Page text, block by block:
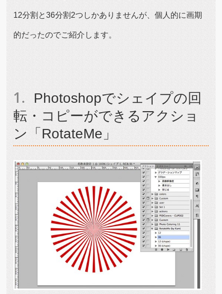
12分割と36分割2つしかありませんが、個人的に画期
的だったのでご紹介します。
Photoshopでシェイプの回
転・コピーができるアクショ
ン「RotateMe」